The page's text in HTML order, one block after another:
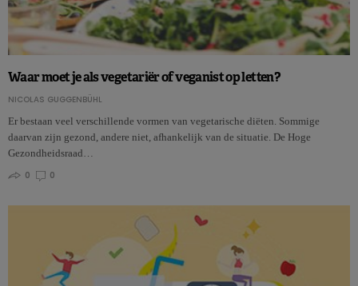
Waar moet je als vegetariër of veganist op letten?
NICOLAS GUGGENBÜHL
Er bestaan veel verschillende vormen van vegetarische diëten. Sommige
daarvan zijn gezond, andere niet, afhankelijk van de situatie. De Hoge
Gezondheidsraad…
0
0